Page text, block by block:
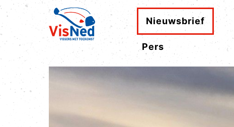
Nieuwsbrief
Pers